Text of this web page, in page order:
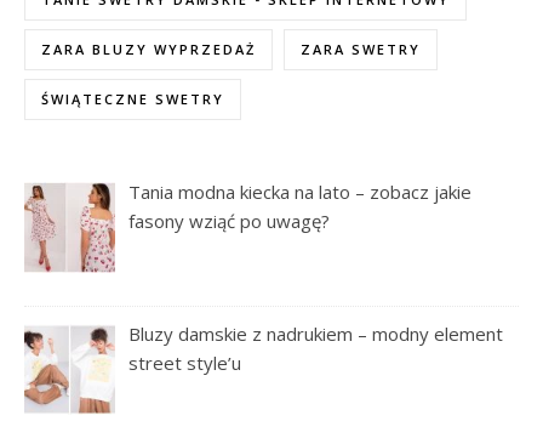
ZARA BLUZY WYPRZEDAŻ ZARA SWETRY
ŚWIĄTECZNE SWETRY
Tania modna kiecka na lato – zobacz jakie
fasony wziąć po uwagę?
Bluzy damskie z nadrukiem – modny element
street style’u